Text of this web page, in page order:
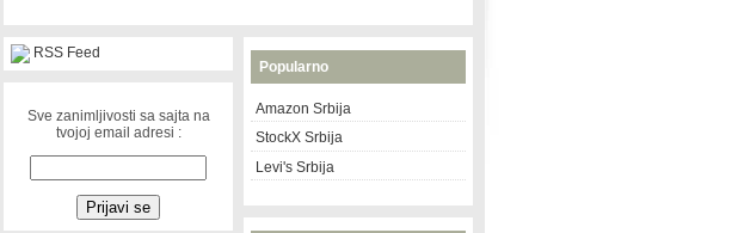
RSS Feed
Sve zanimljivosti sa sajta na
tvojoj email adresi :
Popularno
Amazon Srbija
StockX Srbija
Levi's Srbija